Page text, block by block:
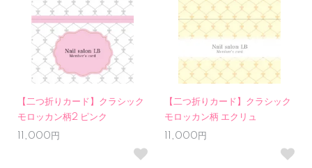
【二つ折りカード】クラシック
モロッカン柄2 ピンク
11,000円
【二つ折りカード】クラシック
モロッカン柄 エクリュ
11,000円